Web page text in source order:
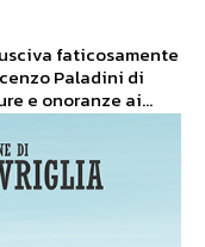
Paladini di
e onoranze ai...